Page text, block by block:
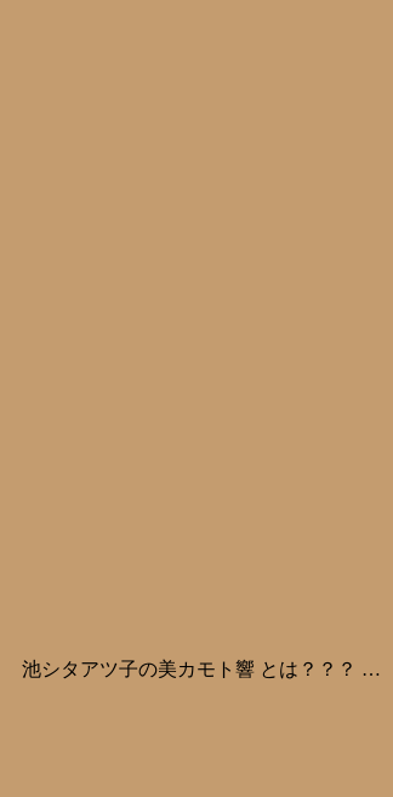
池シタアツ子の美カモト響 とは？？？ …